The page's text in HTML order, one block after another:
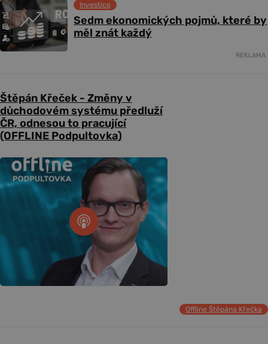
Sedm ekonomických pojmů, které by
měl znát každý
Investice
REKLAMA
Štěpán Křeček - Změny v
důchodovém systému předluží
ČR, odnesou to pracující
(OFFLINE Podpultovka)
Offline Štěpána Křečka